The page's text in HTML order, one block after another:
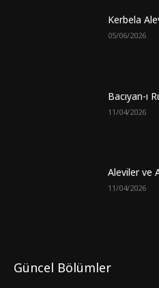
Kerbela
05/06/2026
Bacıyan-ı
11/04/2026
Aleviler ve
11/04/2026
Güncel Bölümler